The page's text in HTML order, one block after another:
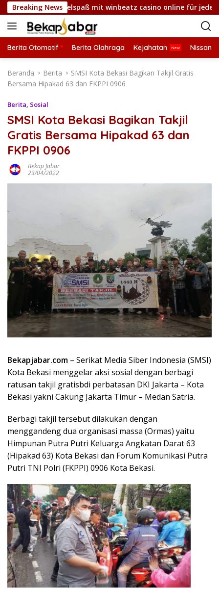
a
g
u
Breaking NewsSpielspaß mit winbeatz casino online für jeden
Berita Otomotif Berita Olahraga Kejahatan Nissan
Beranda Berita
SMSI Kota Bekasi Bagikan Takjil Gratis
Bersama Hipakad 63 dan FKPPI 0906
Berita, Sosial
SMSI Kota Bekasi Bagikan Takjil
Gratis Bersama Hipakad 63 dan
FKPPI 0906
Bekap Jabar
23/04/2022
Bekapjabar.com – Serikat Media Siber Indonesia (SMSI)
Kota Bekasi menggelar aksi sosial dengan berbagi
ratusan takjil gratisbdi perbatasan DKI Jakarta – Kota
Bekasi yakni Cakung Jakarta Timur – Medan Satria.
Berbagi takjil tersebut dilakukan dengan
menggandeng dua organisasi massa (Ormas) yaitu
Himpunan Putra Putri Keluarga Angkatan Darat 63
(Hipakad 63) Kota Bekasi dan Forum Komunikasi Putra
Putri TNI Polri (FKPPI) 0906 Kota Bekasi.